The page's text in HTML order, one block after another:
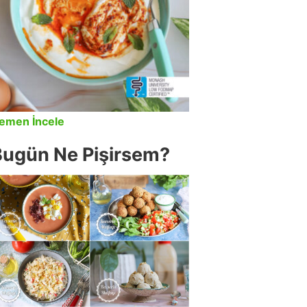
İncele
Ne Pişirsem?